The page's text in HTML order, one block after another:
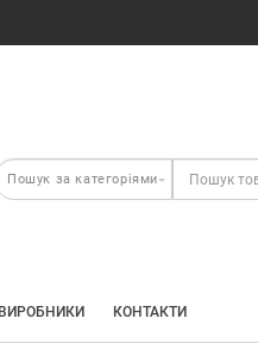
ВИРОБНИКИ КОНТАКТИ